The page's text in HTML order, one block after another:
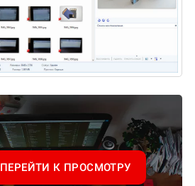
ПЕРЕЙТИ К ПРОСМОТРУ